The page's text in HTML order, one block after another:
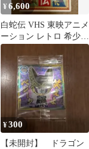
¥6,600
白蛇伝 VHS 東映アニメ
ーション レトロ 希少
当時物 ビデオ 昭和
アニメ
¥300
【未開封】 ドラゴン